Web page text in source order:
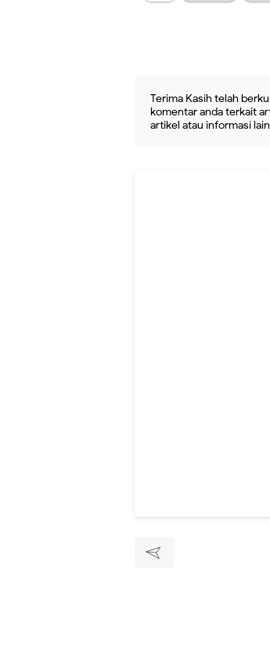
Terima Kasih telah
komentar anda terkait
artikel atau informasi